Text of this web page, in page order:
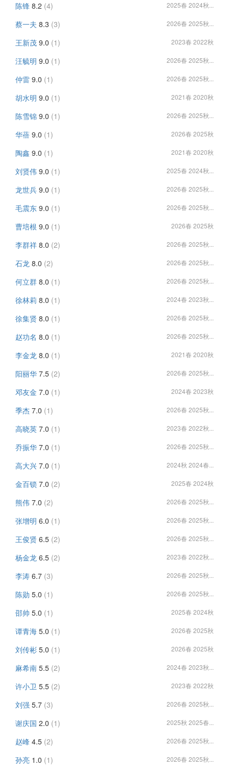
陈锋 8.2 (4) 2025春 2024秋...
蔡一夫 8.3 (3) 2026春 2025秋...
王新茂 9.0 (1) 2023春 2022秋
汪毓明 9.0 (1) 2026春 2025秋...
仲雷 9.0 (1) 2026春 2025秋...
胡水明 9.0 (1) 2021春 2020秋
陈雪锦 9.0 (1) 2026春 2025秋...
华蓓 9.0 (1) 2026春 2025秋
陶鑫 9.0 (1) 2021春 2020秋
刘贤伟 9.0 (1) 2025春 2024秋...
龙世兵 9.0 (1) 2026春 2025秋...
毛震东 9.0 (1) 2026春 2025秋...
曹培根 9.0 (1) 2026春 2025秋
李群祥 8.0 (2) 2026春 2025秋...
石龙 8.0 (2) 2026春 2025秋...
何立群 8.0 (1) 2026春 2025秋...
徐林莉 8.0 (1) 2024春 2023秋...
徐集贤 8.0 (1) 2026春 2025秋...
赵功名 8.0 (1) 2026春 2025秋...
李金龙 8.0 (1) 2021春 2020秋
阳丽华 7.5 (2) 2026春 2025秋...
邓友金 7.0 (1) 2024春 2023秋
季杰 7.0 (1) 2026春 2025秋...
高晓英 7.0 (1) 2023春 2022秋...
乔振华 7.0 (1) 2026春 2025秋...
高大兴 7.0 (1) 2024秋 2024春...
金百锁 7.0 (2) 2025春 2024秋
熊伟 7.0 (2) 2026春 2025秋...
张增明 6.0 (1) 2026春 2025秋...
王俊贤 6.5 (2) 2026春 2025秋...
杨金龙 6.5 (2) 2023春 2022秋...
李涛 6.7 (3) 2026春 2025秋...
陈勋 5.0 (1) 2026春 2025秋...
邵帅 5.0 (1) 2025春 2024秋
谭青海 5.0 (1) 2026春 2025秋
刘传彬 5.0 (1) 2026春 2025秋
麻希南 5.5 (2) 2024春 2023秋...
许小卫 5.5 (2) 2023春 2022秋
刘强 5.7 (3) 2026春 2025秋...
谢庆国 2.0 (1) 2025秋 2025春...
赵峰 4.5 (2) 2026春 2025秋...
孙亮 1.0 (1) 2026春 2025秋...